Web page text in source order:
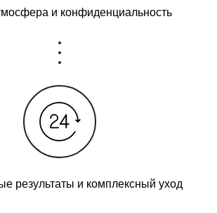
и конфиденциальность
результаты и комплексный уход